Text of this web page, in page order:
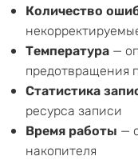
Количество
Температура —
предотвращения
Статистика
ресурса записи
Время работы —
накопителя